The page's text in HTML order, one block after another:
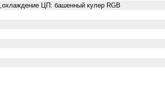
ЦП: башенный кулер RGB